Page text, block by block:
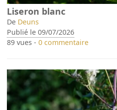
Liseron blanc
De Deuns
Publié le 09/07/2026
89 vues -0 commentaire